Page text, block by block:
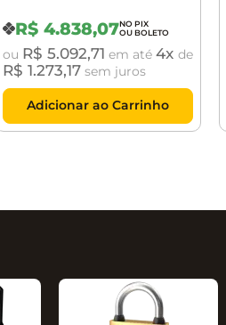
Premium Ouro Polido
Crismoe
R$ 4.838,07
ou R$ 5.092,71 em até 4 de
R$ 1.273,17 sem juros
Adicionar ao Carrinho